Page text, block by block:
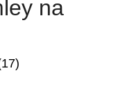
na